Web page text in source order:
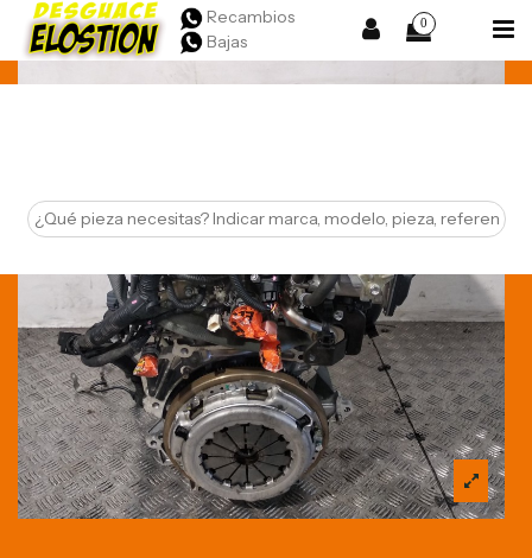
Recambios
Bajas
0